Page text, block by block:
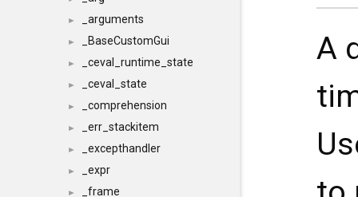
► _arguments
► _BaseCustomGui
► _ceval_runtime_state
► _ceval_state
► _comprehension
► _err_stackitem
► _excepthandler
► _expr
► _frame
A